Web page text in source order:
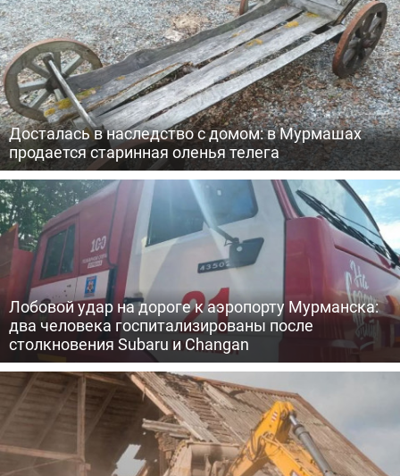
Досталась в наследство с домом: в Мурмашах
продается старинная оленья телега
Лобовой удар на дороге к аэропорту Мурманска:
два человека госпитализированы после
столкновения Subaru и Changan